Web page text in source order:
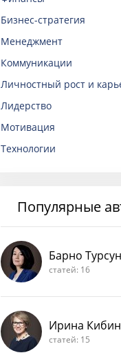
Бизнес-стратегия
Менеджмент
Коммуникации
Личностный рост и
Лидерство
Мотивация
Технологии
Популярные
Барно
статей: 16
Ирина
статей: 15